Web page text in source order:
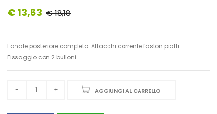
€ 13,63 € 18,18
Fanale posteriore completo. Attacchi corrente faston piatti.
Fissaggio con 2 bulloni.
AGGIUNGI AL CARRELLO